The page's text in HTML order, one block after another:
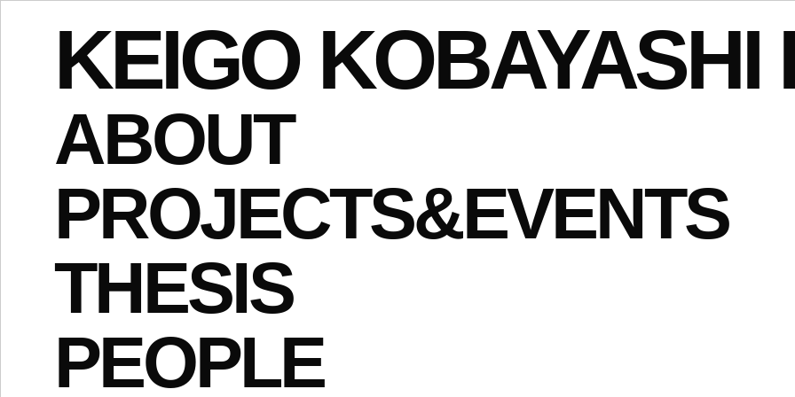
KEIGO KOBAYASHI
ABOUT
PROJECTS&EVENTS
THESIS
PEOPLE